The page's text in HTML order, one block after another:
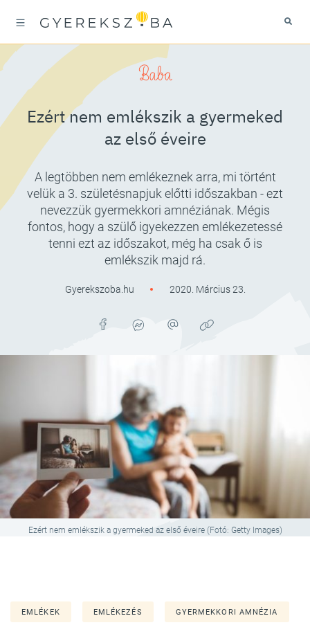
Baba
Ezért nem emlékszik a gyermeked
az első éveire
A legtöbben nem emlékeznek arra, mi történt
velük a 3. születésnapjuk előtti időszakban - ezt
nevezzük gyermekkori amnéziának. Mégis
fontos, hogy a szülő igyekezzen emlékezetessé
tenni ezt az időszakot, még ha csak ő is
emlékszik majd rá.
Gyerekszoba.hu 2020. Március 23.
Ezért nem emlékszik a gyermeked az első éveire (Fotó: Getty Images)
EMLÉKEK EMLÉKEZÉS GYERMEKKORI AMNÉZIA